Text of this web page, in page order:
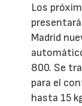
Los
Madrid
800. Se
para el
hasta 15